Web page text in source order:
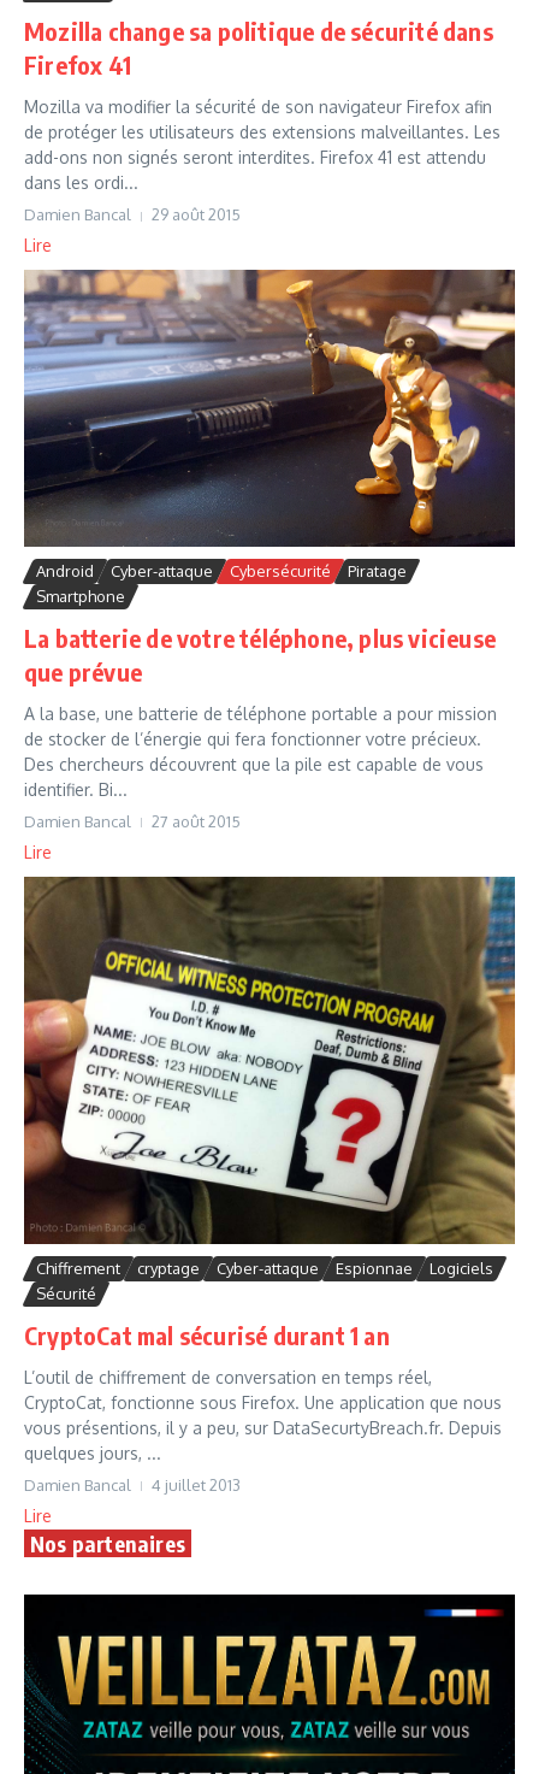
Mozilla change sa politique de sécurité dans
Firefox 41
Mozilla va modifier la sécurité de son navigateur Firefox afin
de protéger les utilisateurs des extensions malveillantes. Les
add-ons non signés seront interdites. Firefox 41 est attendu
dans les ordi...
Damien Bancal 29 août 2015
Lire
Android Cyber-attaque Cybersécurité
Piratage
Smartphone
La batterie de votre téléphone, plus vicieuse
que prévue
A la base, une batterie de téléphone portable a pour mission
de stocker de l’énergie qui fera fonctionner votre précieux.
Des chercheurs découvrent que la pile est capable de vous
identifier. Bi...
Damien Bancal 27 août 2015
Lire
Chiffrement cryptage Cyber-attaque Espionnae
Logiciels
Sécurité
CryptoCat mal sécurisé durant 1 an
L’outil de chiffrement de conversation en temps réel,
CryptoCat, fonctionne sous Firefox. Une application que nous
vous présentions, il y a peu, sur DataSecurtyBreach.fr. Depuis
quelques jours, ...
Damien Bancal 4 juillet 2013
Lire
Nos partenaires